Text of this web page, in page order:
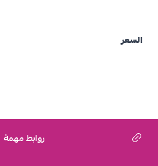
السعر
روابط مهمة